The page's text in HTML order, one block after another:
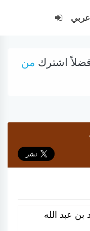
عربي
اشترك من
بن عبد الله